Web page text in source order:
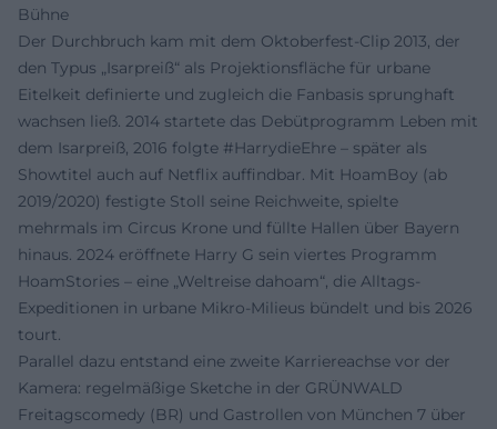
Bühne
Der Durchbruch kam mit dem Oktoberfest-Clip 2013, der
den Typus „Isarpreiß“ als Projektionsfläche für urbane
Eitelkeit definierte und zugleich die Fanbasis sprunghaft
wachsen ließ. 2014 startete das Debütprogramm Leben mit
dem Isarpreiß, 2016 folgte #HarrydieEhre – später als
Showtitel auch auf Netflix auffindbar. Mit HoamBoy (ab
2019/2020) festigte Stoll seine Reichweite, spielte
mehrmals im Circus Krone und füllte Hallen über Bayern
hinaus. 2024 eröffnete Harry G sein viertes Programm
HoamStories – eine „Weltreise dahoam“, die Alltags-
Expeditionen in urbane Mikro-Milieus bündelt und bis 2026
tourt.
Parallel dazu entstand eine zweite Karriereachse vor der
Kamera: regelmäßige Sketche in der GRÜNWALD
Freitagscomedy (BR) und Gastrollen von München 7 über